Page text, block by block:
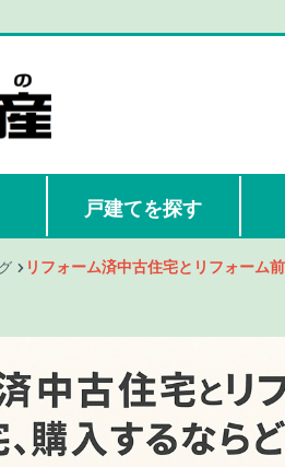
戸建てを探す
リフォーム済中古住宅とリフォーム